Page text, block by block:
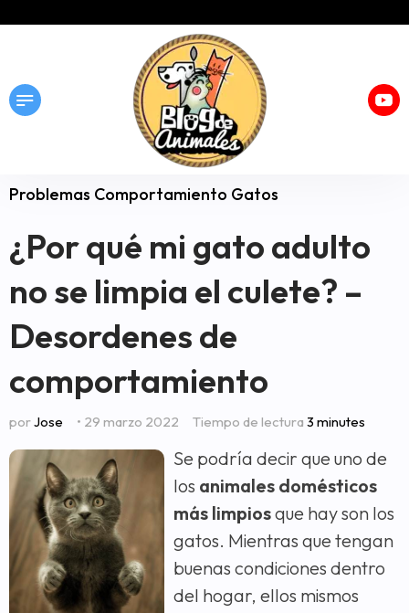
Problemas Comportamiento Gatos
¿Por qué mi gato adulto
no se limpia el culete? –
Desordenes de
comportamiento
porJose • 29 marzo 2022 Tiempo de lectura 3 minutes
Se podría decir que uno de
los animales domésticos
más limpiosque hay son los
gatos. Mientras que tengan
buenas condiciones dentro
del hogar, ellos mismos